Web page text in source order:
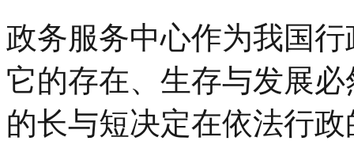
政务服务中心作为我国
它的存在、生存与发展
的长与短决定在依法行